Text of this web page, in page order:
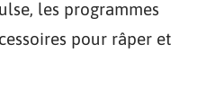
les programmes
pour râper et